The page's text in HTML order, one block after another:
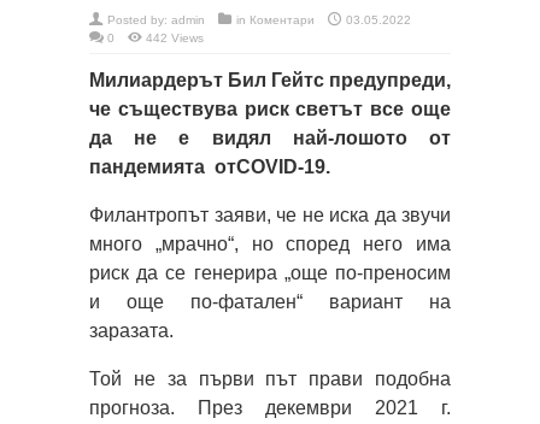
Posted by: admin in Коментари
03.05.2022
0
442 Views
Милиардерът Бил Гейтс предупреди,
че съществува риск светът все още
да не е видял най-лошото от
пандемията отCOVID-19.
Филантропът заяви, че не иска да звучи
много „мрачно“, но според него има
риск да се генерира „още по-преносим
и още по-фатален“ вариант на
заразата.
Той не за първи път прави подобна
прогноза. През декември 2021 г.